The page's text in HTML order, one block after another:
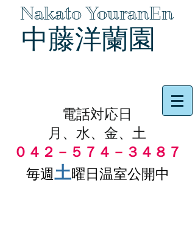
Nakato YouranEn
中藤洋蘭園
電話対応日
月、水、金、土
０４２－５７４－３４８７
毎週土曜日温室公開中